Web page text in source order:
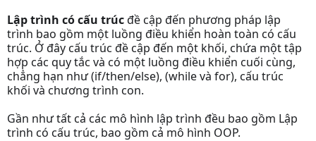
Lập trình có cấu trúcđề cập đến phương pháp lập
trình bao gồm một luồng điều khiển hoàn toàn có cấu
trúc. Ở đây cấu trúc đề cập đến một khối, chứa một tập
hợp các quy tắc và có một luồng điều khiển cuối cùng,
chẳng hạn như (if/then/else), (while và for), cấu trúc
khối và chương trình con.
Gần như tất cả các mô hình lập trình đều bao gồm Lập
trình có cấu trúc, bao gồm cả mô hình OOP.